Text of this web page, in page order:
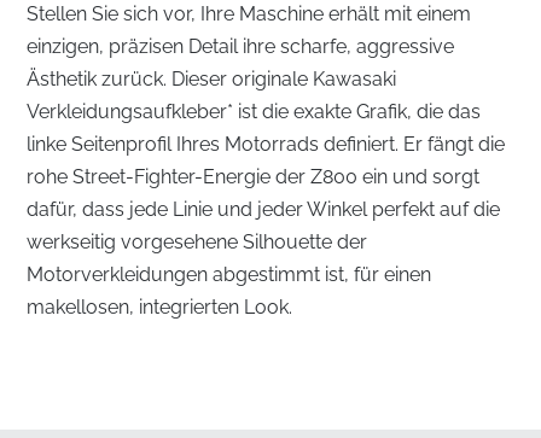
Stellen Sie sich vor, Ihre Maschine erhält mit einem
einzigen, präzisen Detail ihre scharfe, aggressive
Ästhetik zurück. Dieser originale Kawasaki
Verkleidungsaufkleber* ist die exakte Grafik, die das
linke Seitenprofil Ihres Motorrads definiert. Er fängt die
rohe Street-Fighter-Energie der Z800 ein und sorgt
dafür, dass jede Linie und jeder Winkel perfekt auf die
werkseitig vorgesehene Silhouette der
Motorverkleidungen abgestimmt ist, für einen
makellosen, integrierten Look.